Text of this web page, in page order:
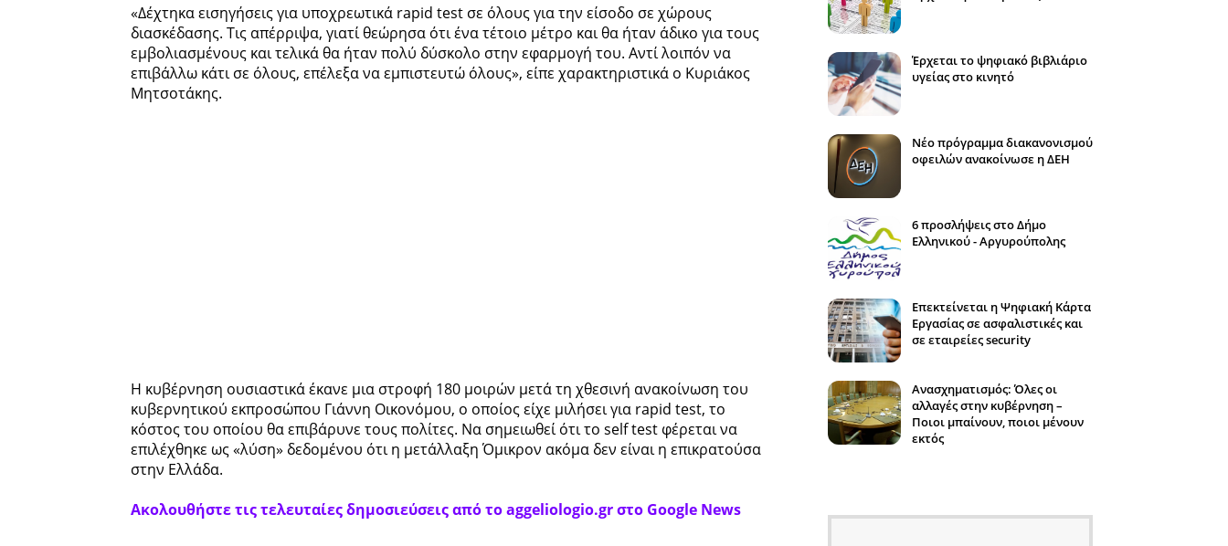
«Δέχτηκα εισηγήσεις για υποχρεωτικά rapid test σε όλους για την είσοδο σε χώρους
διασκέδασης. Τις απέρριψα, γιατί θεώρησα ότι ένα τέτοιο μέτρο και θα ήταν άδικο για τους
εμβολιασμένους και τελικά θα ήταν πολύ δύσκολο στην εφαρμογή του. Αντί λοιπόν να
επιβάλλω κάτι σε όλους, επέλεξα να εμπιστευτώ όλους», είπε χαρακτηριστικά ο Κυριάκος
Μητσοτάκης.
Η κυβέρνηση ουσιαστικά έκανε μια στροφή 180 μοιρών μετά τη χθεσινή ανακοίνωση του
κυβερνητικού εκπροσώπου Γιάννη Οικονόμου, ο οποίος είχε μιλήσει για rapid test, το
κόστος του οποίου θα επιβάρυνε τους πολίτες. Να σημειωθεί ότι το self test φέρεται να
επιλέχθηκε ως «λύση» δεδομένου ότι η μετάλλαξη Όμικρον ακόμα δεν είναι η επικρατούσα
στην Ελλάδα.
Ακολουθήστε τις τελευταίες δημοσιεύσεις από το aggeliologio.gr στο Google News
Έρχεται το ψηφιακό βιβλιάριο
υγείας στο κινητό
Νέο πρόγραμμα διακανονισμού
οφειλών ανακοίνωσε η ΔΕΗ
6 προσλήψεις στο Δήμο
Ελληνικού - Αργυρούπολης
Επεκτείνεται η Ψηφιακή Κάρτα
Εργασίας σε ασφαλιστικές και
σε εταιρείες security
Ανασχηματισμός: Όλες οι
αλλαγές στην κυβέρνηση –
Ποιοι μπαίνουν, ποιοι μένουν
εκτός